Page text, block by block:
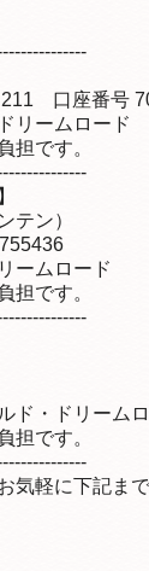
口座番号
リームロード
担です。
テン）
ームロード
担です。
・ドリームロ
担です。
気軽に下記まで